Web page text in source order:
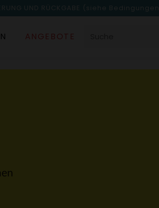
UND RÜCKGABE (siehe Bedingungen)
ANGEBOTE